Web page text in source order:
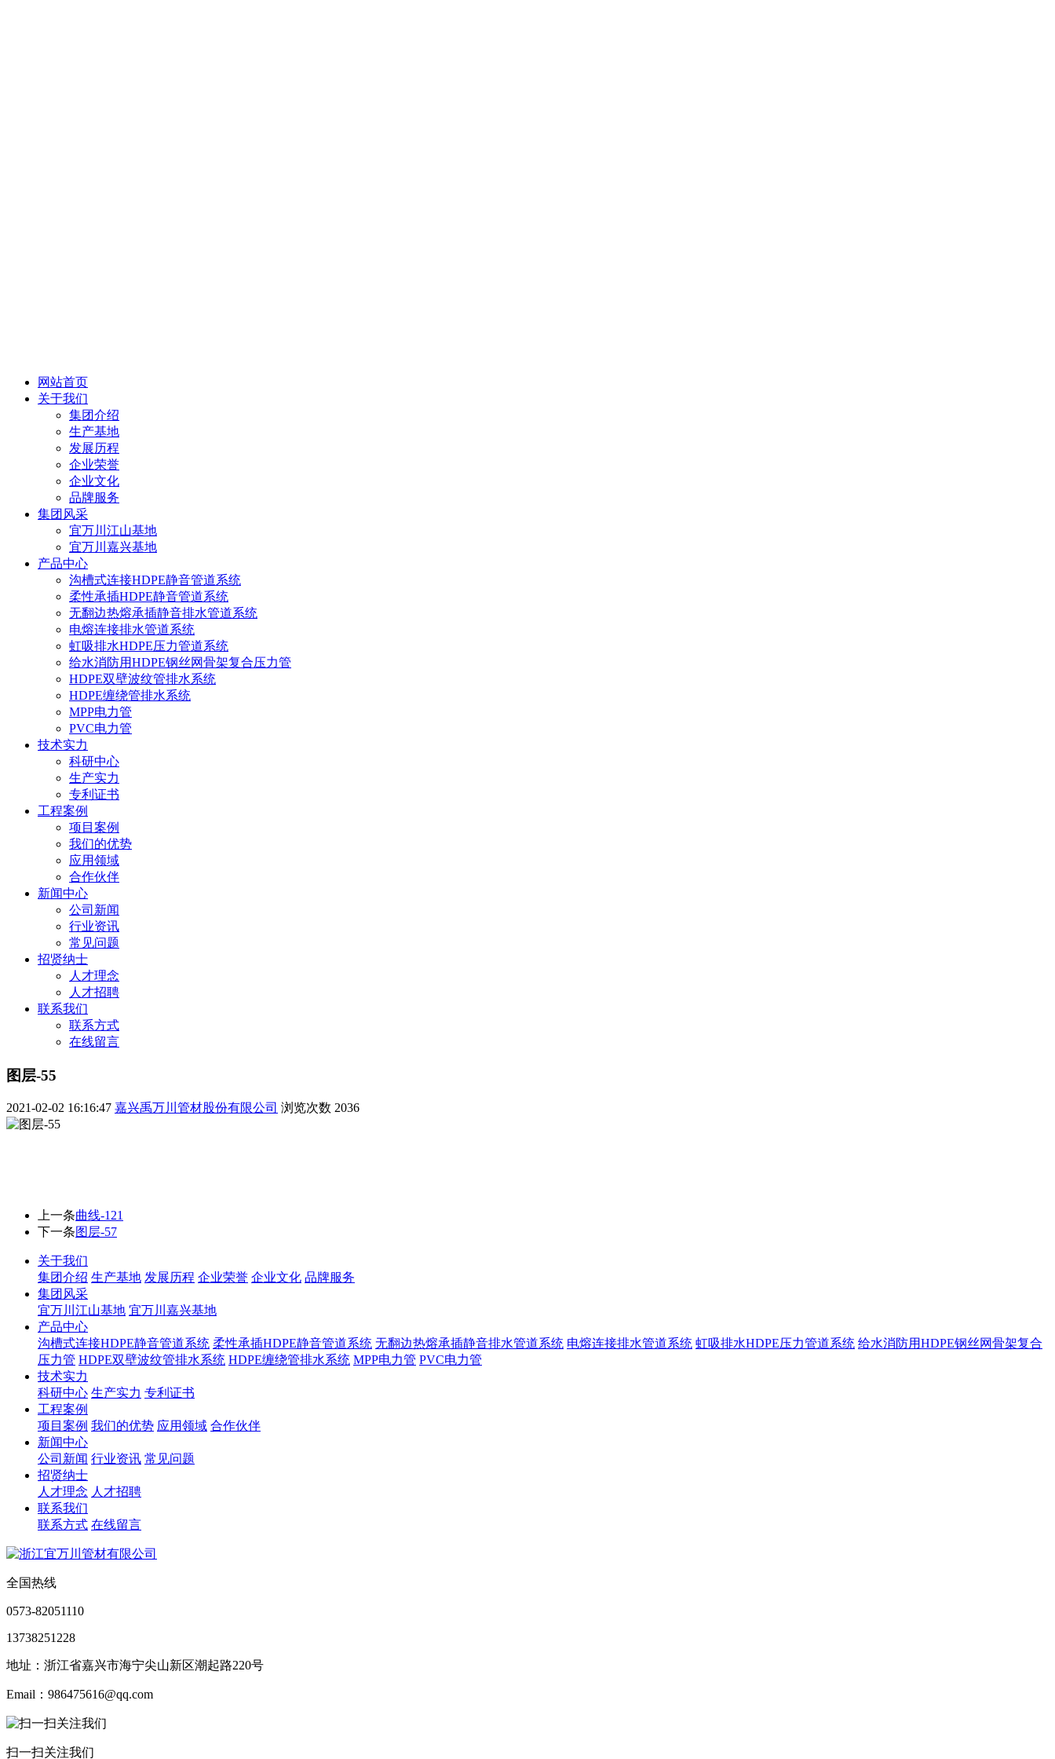
网站首页
关于我们
集团介绍
生产基地
发展历程
企业荣誉
企业文化
品牌服务
集团风采
宜万川江山基地
宜万川嘉兴基地
产品中心
沟槽式连接HDPE静音管道系统
柔性承插HDPE静音管道系统
无翻边热熔承插静音排水管道系统
电熔连接排水管道系统
虹吸排水HDPE压力管道系统
给水消防用HDPE钢丝网骨架复合压力管
HDPE双壁波纹管排水系统
HDPE缠绕管排水系统
MPP电力管
PVC电力管
技术实力
科研中心
生产实力
专利证书
工程案例
项目案例
我们的优势
应用领域
合作伙伴
新闻中心
公司新闻
行业资讯
常见问题
招贤纳士
人才理念
人才招聘
联系我们
联系方式
在线留言
图层-55
2021-02-02 16:16:47 嘉兴禹万川管材股份有限公司 浏览次数 2036
上一条曲线-121
下一条图层-57
关于我们
集团介绍 生产基地 发展历程 企业荣誉 企业文化 品牌服务
集团风采
宜万川江山基地 宜万川嘉兴基地
产品中心
沟槽式连接HDPE静音管道系统 柔性承插HDPE静音管道系统 无翻边热熔承插静音排水管道系统 电熔连接排水管道系统 虹吸排水HDPE压力管道系统 给水消防用HDPE钢丝网骨架复合
压力管 HDPE双壁波纹管排水系统 HDPE缠绕管排水系统 MPP电力管 PVC电力管
技术实力
科研中心 生产实力 专利证书
工程案例
项目案例 我们的优势 应用领域 合作伙伴
新闻中心
公司新闻 行业资讯 常见问题
招贤纳士
人才理念 人才招聘
联系我们
联系方式 在线留言
全国热线
0573-82051110
13738251228
地址：浙江省嘉兴市海宁尖山新区潮起路220号
Email：986475616@qq.com
扫一扫关注我们